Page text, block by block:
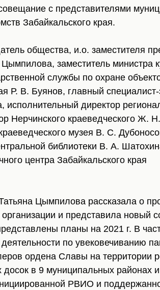
с представителями
Забайкальского края.
общества, и.о. заместителя
заместитель министра
службы по охране
Р. В. Буянов, главный специалист-
директор
краеведческого Ж.
музея В. С.
библиотеки В. А.
центра Забайкальского края
Цымпилова рассказала о
и представила новый
планы на 2021 г. В
по увековечиванию
ордена Славы на территории
в 9 муниципальных районах
РВИО и